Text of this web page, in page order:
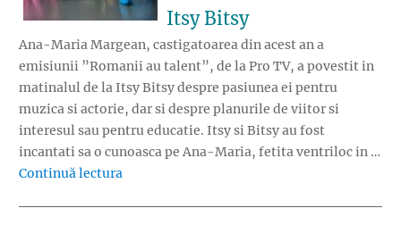
Itsy Bitsy
Ana-Maria Margean, castigatoarea din acest an a
emisiunii ”Romanii au talent”, de la Pro TV, a povestit in
matinalul de la Itsy Bitsy despre pasiunea ei pentru
muzica si actorie, dar si despre planurile de viitor si
interesul sau pentru educatie. Itsy si Bitsy au fost
incantati sa o cunoasca pe Ana-Maria, fetita ventriloc in …
Continuă lectura